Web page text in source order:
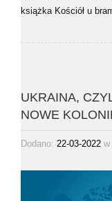
książka Kościół u
UKRAINA,
NOWE
Dodano: 22-03-2022w